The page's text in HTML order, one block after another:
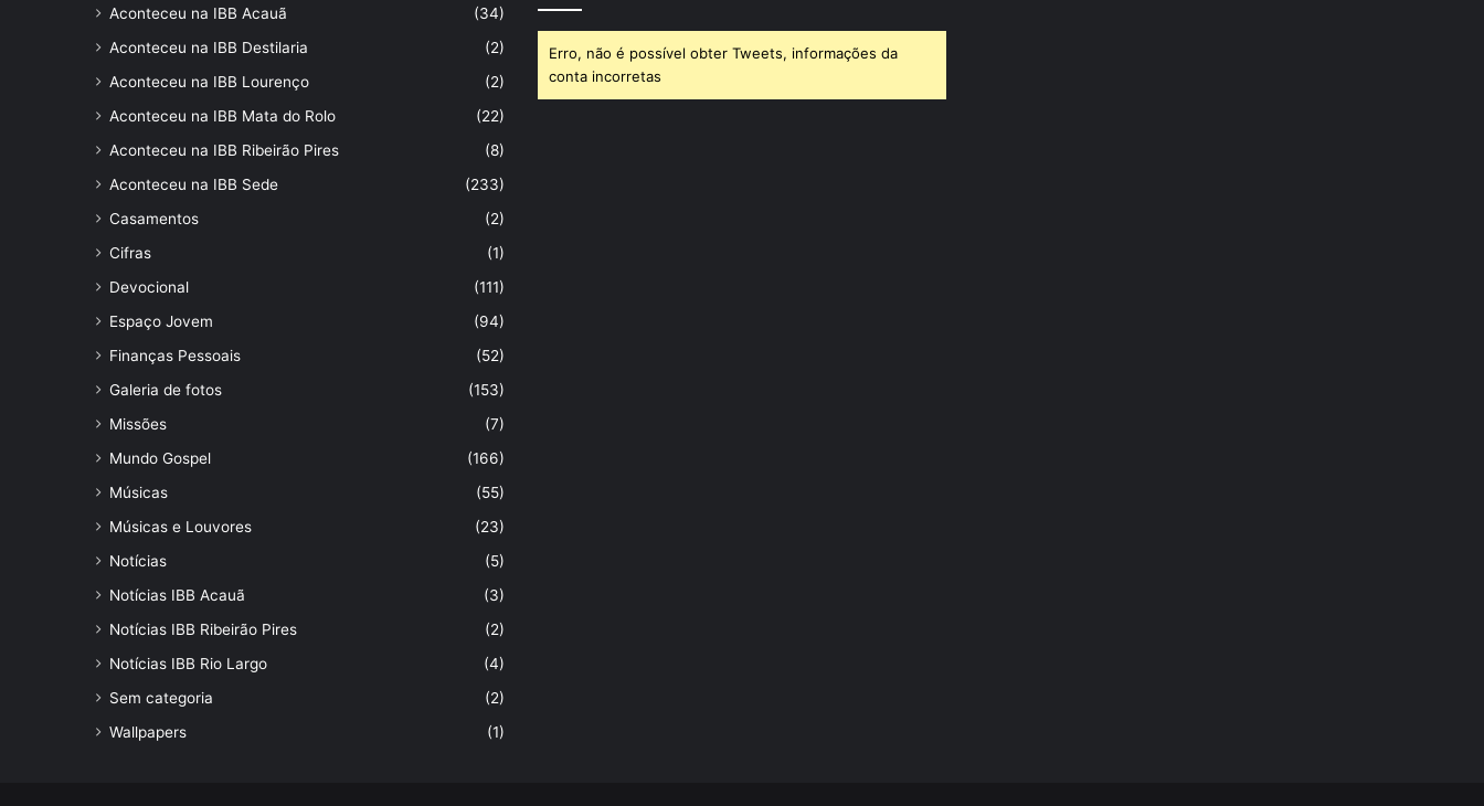
Aconteceu na IBB Acauã
(34)
Aconteceu na IBB Destilaria
(2)
Aconteceu na IBB Lourenço
(2)
Aconteceu na IBB Mata do Rolo
(22)
Aconteceu na IBB Ribeirão Pires
(8)
Aconteceu na IBB Sede
(233)
Casamentos
(2)
Cifras
(1)
Devocional
(111)
Espaço Jovem
(94)
Finanças Pessoais
(52)
Galeria de fotos
(153)
Missões
(7)
Mundo Gospel
(166)
Músicas
(55)
Músicas e Louvores
(23)
Notícias
(5)
Notícias IBB Acauã
(3)
Notícias IBB Ribeirão Pires
(2)
Notícias IBB Rio Largo
(4)
Sem categoria
(2)
Wallpapers
(1)
Erro, não é possível obter Tweets, informações da
conta incorretas